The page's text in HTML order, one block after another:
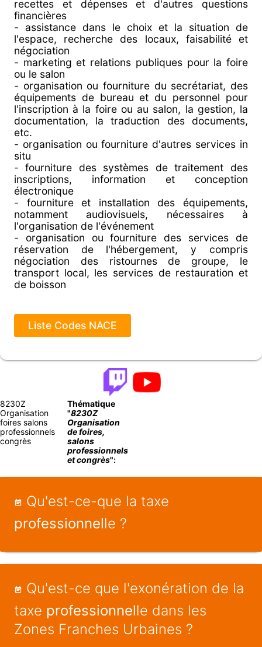
recettes et dépenses et d'autres questions
financières
- assistance dans le choix et la situation de
l'espace, recherche des locaux, faisabilité et
négociation
- marketing et relations publiques pour la foire
ou le salon
- organisation ou fourniture du secrétariat, des
équipements de bureau et du personnel pour
l'inscription à la foire ou au salon, la gestion, la
documentation, la traduction des documents,
etc.
- organisation ou fourniture d'autres services in
situ
- fourniture des systèmes de traitement des
inscriptions, information et conception
électronique
- fourniture et installation des équipements,
notamment audiovisuels, nécessaires à
l'organisation de l'événement
- organisation ou fourniture des services de
réservation de l'hébergement, y compris
négociation des ristournes de groupe, le
transport local, les services de restauration et
de boisson
Liste Codes NACE
8230Z
Organisation
foires salons
professionnels
congrès
Thématique
"8230Z
Organisation
de foires,
salons
professionnels
et congrès":
Qu'est-ce-que la taxe
professionnelle ?
Qu'est-ce que l'exonération de la
taxe professionnelle dans les
Zones Franches Urbaines ?